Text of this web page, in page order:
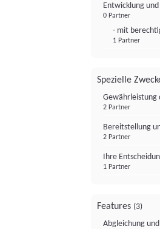
Entwicklung
0 Partner
- mit
1 Partner
Spezielle
Gewährleistung
2 Partner
Bereitstellung
2 Partner
Ihre
1 Partner
Features (3)
Abgleichung